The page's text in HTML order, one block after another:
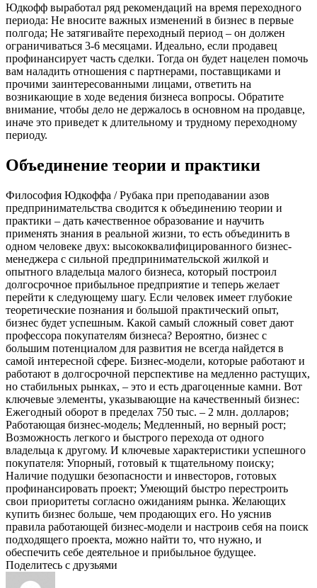
Юдкофф выработал ряд рекомендаций на время переходного
периода: Не вносите важных изменений в бизнес в первые
полгода; Не затягивайте переходный период – он должен
ограничиваться 3-6 месяцами. Идеально, если продавец
профинансирует часть сделки. Тогда он будет нацелен помочь
вам наладить отношения с партнерами, поставщиками и
прочими заинтересованными лицами, ответить на
возникающие в ходе ведения бизнеса вопросы. Обратите
внимание, чтобы дело не держалось в основном на продавце,
иначе это приведет к длительному и трудному переходному
периоду.
Объединение теории и практики
Философия Юдкоффа / Рубака при преподавании азов
предпринимательства сводится к объединению теории и
практики – дать качественное образование и научить
применять знания в реальной жизни, то есть объединить в
одном человеке двух: высококвалифицированного бизнес-
менеджера с сильной предпринимательской жилкой и
опытного владельца малого бизнеса, который построил
долгосрочное прибыльное предприятие и теперь желает
перейти к следующему шагу. Если человек имеет глубокие
теоретические познания и большой практический опыт,
бизнес будет успешным. Какой самый сложный совет дают
профессора покупателям бизнеса? Вероятно, бизнес с
большим потенциалом для развития не всегда найдется в
самой интересной сфере. Бизнес-модели, которые работают и
работают в долгосрочной перспективе на медленно растущих,
но стабильных рынках, – это и есть драгоценные камни. Вот
ключевые элементы, указывающие на качественный бизнес:
Ежегодный оборот в пределах 750 тыс. – 2 млн. долларов;
Работающая бизнес-модель; Медленный, но верный рост;
Возможность легкого и быстрого перехода от одного
владельца к другому. И ключевые характеристики успешного
покупателя: Упорный, готовый к тщательному поиску;
Наличие подушки безопасности и инвесторов, готовых
профинансировать проект; Умеющий быстро перестроить
свои приоритеты согласно ожиданиям рынка. Желающих
купить бизнес больше, чем продающих его. Но уяснив
правила работающей бизнес-модели и настроив себя на поиск
подходящего проекта, можно найти то, что нужно, и
обеспечить себе деятельное и прибыльное будущее.
Поделитесь с друзьями